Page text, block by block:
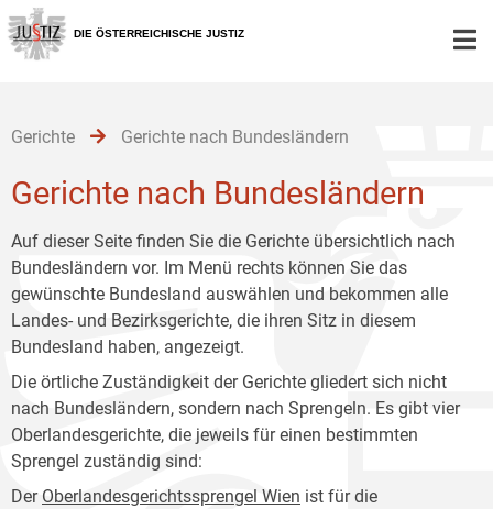
Zur
Hauptnavigation
[1]
Zum
Inhalt
[2]
Zum
Untermenü
[3]
DIE ÖSTERREICHISCHE JUSTIZ
Gerichte Gerichte nach Bundesländern
Gerichte nach Bundesländern
Auf dieser Seite finden Sie die Gerichte übersichtlich nach
Bundesländern vor. Im Menü rechts können Sie das
gewünschte Bundesland auswählen und bekommen alle
Landes- und Bezirksgerichte, die ihren Sitz in diesem
Bundesland haben, angezeigt.
Die örtliche Zuständigkeit der Gerichte gliedert sich nicht
nach Bundesländern, sondern nach Sprengeln. Es gibt vier
Oberlandesgerichte, die jeweils für einen bestimmten
Sprengel zuständig sind:
DerOberlandesgerichtssprengel Wien ist für die